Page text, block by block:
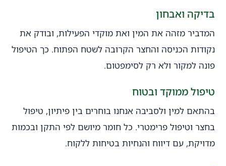
בדיקה ואבחון
המדביר מזהה את המין ואת מוקדי הפעילות, ובודק את
נקודות הכניסה והחצר הקרובה לשטח הפתוח. כך הטיפול
פונה למקור ולא רק לסימפטום.
טיפול ממוקד ובטוח
בהתאם למין ולסביבה אנחנו בוחרים בין פיתיון, טיפול
בחצר וטיפול פרימטרי. כל חומר מיושם לפי התקן ובכמות
מדויקת, עם דיווח והנחיות בטיחות ללקוח.